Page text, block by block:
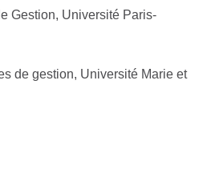
Gestion, Université Paris-
de gestion, Université Marie et